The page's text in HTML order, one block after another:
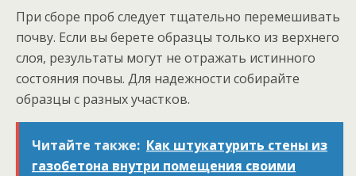
При сборе проб следует тщательно перемешивать
почву. Если вы берете образцы только из верхнего
слоя, результаты могут не отражать истинного
состояния почвы. Для надежности собирайте
образцы с разных участков.
Читайте также: Как штукатурить стены из
газобетона внутри помещения своими